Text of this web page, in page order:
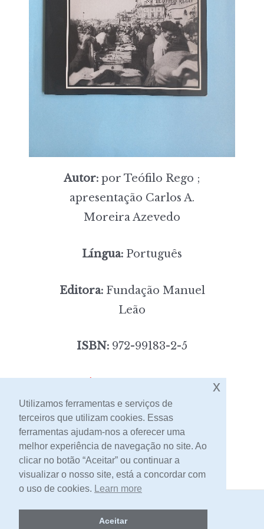
Autor: por Teófilo Rego ;
apresentação Carlos A.
Moreira Azevedo
Língua: Português
Editora:Fundação Manuel
Leão
ISBN: 972-99183-2-5
Contacto
2026 -Livraria Egrégora
Utilizamos ferramentas e serviços de
terceiros que utilizam cookies. Essas
ferramentas ajudam-nos a oferecer uma
melhor experiência de navegação no site. Ao
clicar no botão “Aceitar” ou continuar a
visualizar o nosso site, está a concordar com
o uso de cookies. Learn more
Aceitar
x